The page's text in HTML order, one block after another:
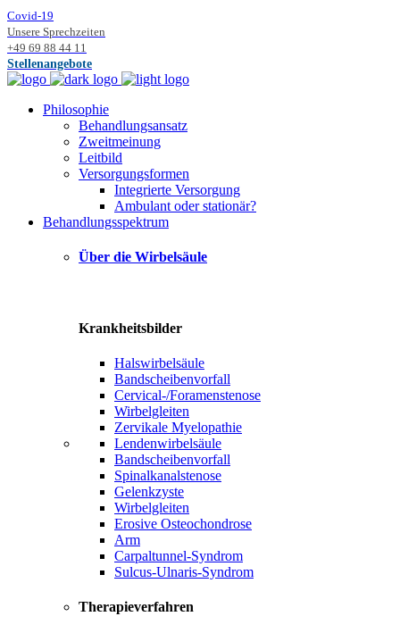
Covid-19
Unsere Sprechzeiten
+49 69 88 44 11
Stellenangebote
Philosophie
Behandlungsansatz
Zweitmeinung
Leitbild
Versorgungsformen
Integrierte Versorgung
Ambulant oder stationär?
Behandlungsspektrum
Über die Wirbelsäule
Krankheitsbilder
Halswirbelsäule
Bandscheibenvorfall
Cervical-/Foramenstenose
Wirbelgleiten
Zervikale Myelopathie
Lendenwirbelsäule
Bandscheibenvorfall
Spinalkanalstenose
Gelenkzyste
Wirbelgleiten
Erosive Osteochondrose
Arm
Carpaltunnel-Syndrom
Sulcus-Ulnaris-Syndrom
Therapieverfahren